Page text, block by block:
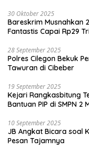
30 Oktober 2025
Bareskrim Musnahkan
Fantastis Capai Rp29
28 September 2025
Polres Cilegon Bekuk
Tawuran di Cibeber
19 September 2025
Kejari Rangkasbitung
Bantuan PIP di SMPN 2
10 September 2025
JB Angkat Bicara soal
Pesan Tajamnya